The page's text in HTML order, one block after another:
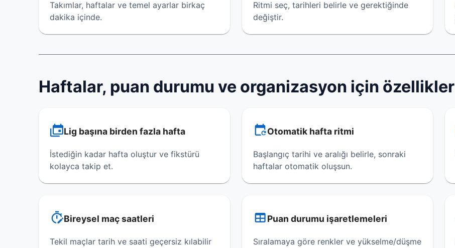
Takımlar, haftalar ve temel ayarlar birkaç
dakika içinde.
Ritmi seç, tarihleri belirle ve gerektiğinde
değiştir.
Haftalar, puan durumu ve organizasyon için özellikler
Lig başına birden fazla hafta
İstediğin kadar hafta oluştur ve fikstürü
kolayca takip et.
Otomatik hafta ritmi
Başlangıç tarihi ve aralığı belirle, sonraki
haftalar otomatik oluşsun.
Bireysel maç saatleri
Tekil maçlar tarih ve saati geçersiz kılabilir
Puan durumu işaretlemeleri
Sıralamaya göre renkler ve yükselme/düşme